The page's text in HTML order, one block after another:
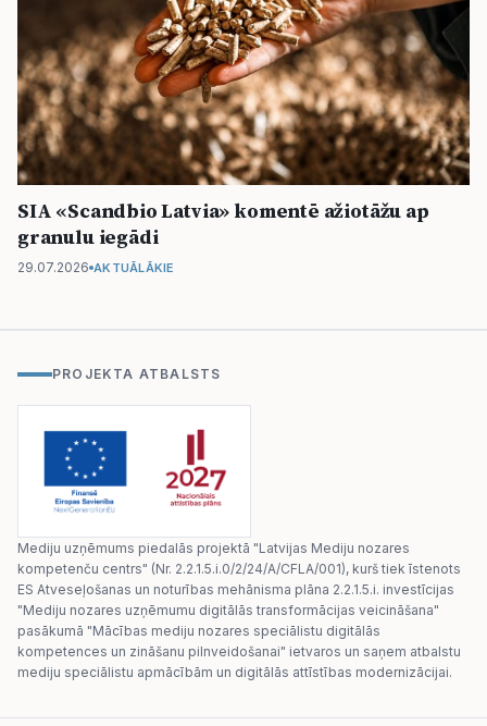
SIA «Scandbio Latvia» komentē ažiotāžu ap
granulu iegādi
29.07.2026 AKTUĀLĀKIE
PROJEKTA ATBALSTS
Mediju uzņēmums piedalās projektā "Latvijas Mediju nozares
kompetenču centrs" (Nr. 2.2.1.5.i.0/2/24/A/CFLA/001), kurš tiek īstenots
ES Atveseļošanas un noturības mehānisma plāna 2.2.1.5.i. investīcijas
"Mediju nozares uzņēmumu digitālās transformācijas veicināšana"
pasākumā "Mācības mediju nozares speciālistu digitālās
kompetences un zināšanu pilnveidošanai" ietvaros un saņem atbalstu
mediju speciālistu apmācībām un digitālās attīstības modernizācijai.